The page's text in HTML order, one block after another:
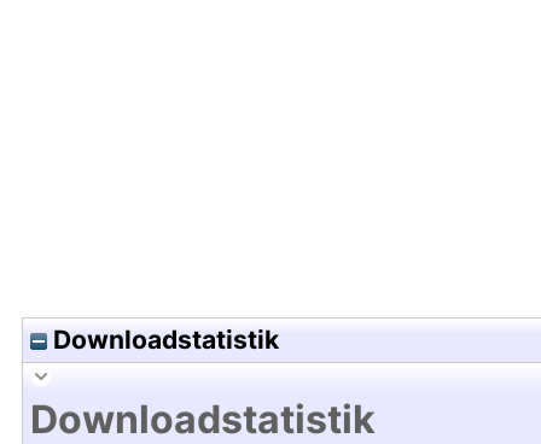
Downloadstatistik
Downloadstatistik